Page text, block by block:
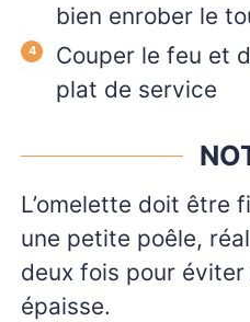
bien enrober le
Couper le feu et
plat de service
L’omelette doit être
une petite poêle,
deux fois pour
épaisse.